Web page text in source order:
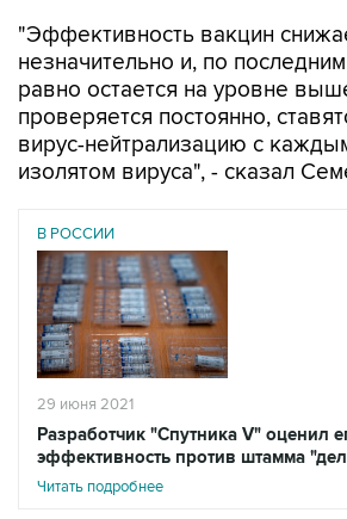
"Эффективность вакцин
незначительно и, по
равно остается на уровне
проверяется постоянно,
вирус-нейтрализацию с
изолятом вируса", - сказал
В РОССИИ
29 июня 2021
Разработчик "Спутника V" оценил
эффективность против штамма
Читать подробнее